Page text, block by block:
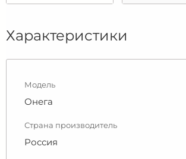
Характеристики
Модель
Онега
Страна производитель
Россия